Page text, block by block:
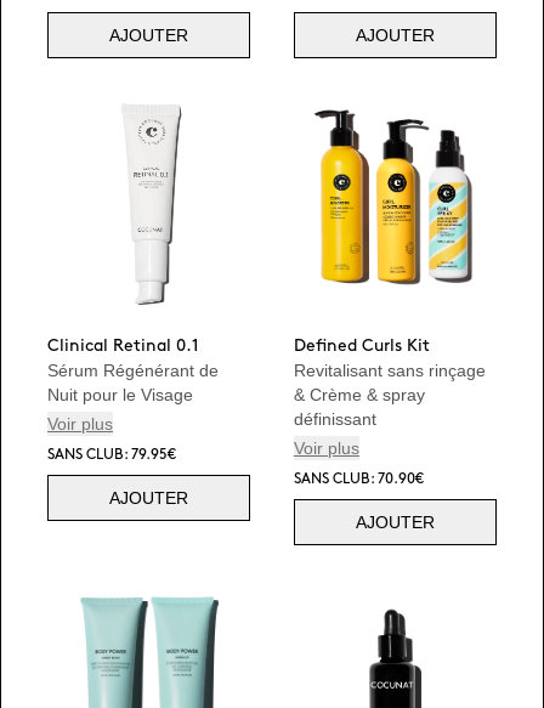
AJOUTER AJOUTER
Clinical Retinal 0.1
Sérum Régénérant de
Nuit pour le Visage
Voir plus
SANS CLUB: 79.95€
AJOUTER
Defined Curls Kit
Revitalisant sans rinçage
& Crème & spray
définissant
Voir plus
SANS CLUB: 70.90€
AJOUTER